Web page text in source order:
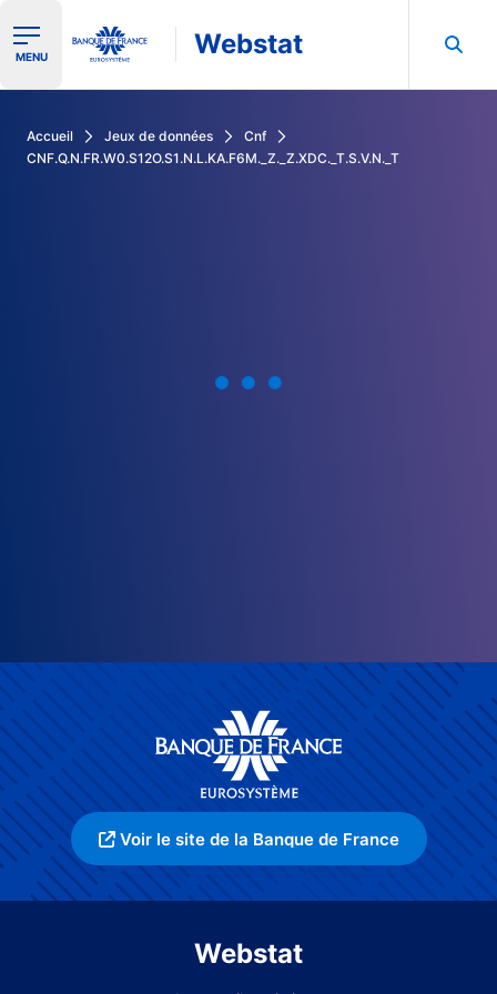
Ouvrir le menu de navigation
MENU Webstat
Accueil Jeux de données
Cnf
CNF.Q.N.FR.W0.S12O.S1.N.L.KA.F6M._Z._Z.XDC._T.S.V.N._T
Voir le site de la Banque de France
Webstat